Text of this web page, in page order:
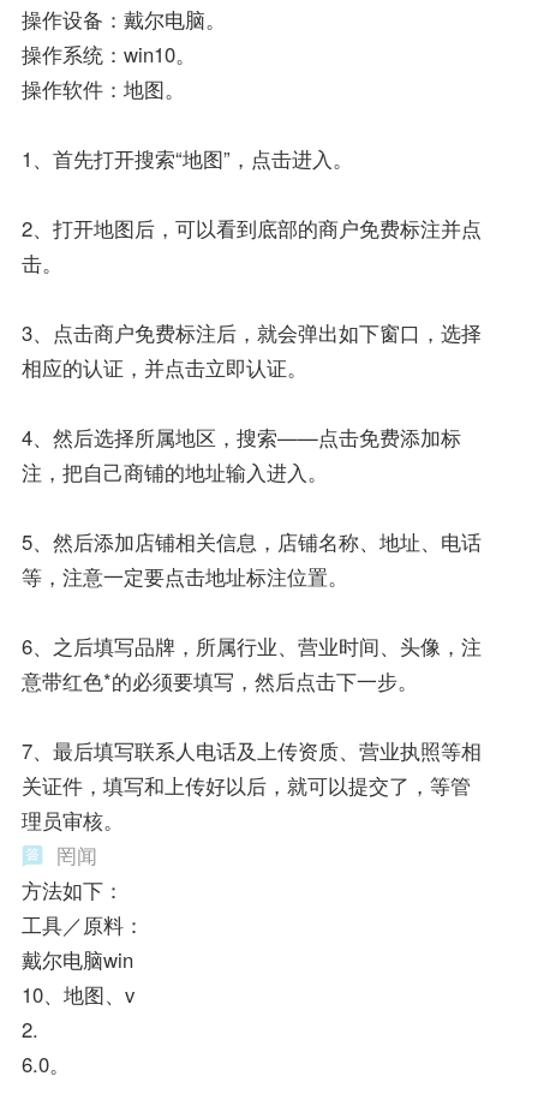
操作设备：戴尔电脑。
操作系统：win10。
操作软件：地图。
1、首先打开搜索“地图”，点击进入。
2、打开地图后，可以看到底部的商户免费标注并点
击。
3、点击商户免费标注后，就会弹出如下窗口，选择
相应的认证，并点击立即认证。
4、然后选择所属地区，搜索——点击免费添加标
注，把自己商铺的地址输入进入。
5、然后添加店铺相关信息，店铺名称、地址、电话
等，注意一定要点击地址标注位置。
6、之后填写品牌，所属行业、营业时间、头像，注
意带红色*的必须要填写，然后点击下一步。
7、最后填写联系人电话及上传资质、营业执照等相
关证件，填写和上传好以后，就可以提交了，等管
理员审核。
罔闻
方法如下：
工具／原料：
戴尔电脑win
10、地图、v
2.
6.0。